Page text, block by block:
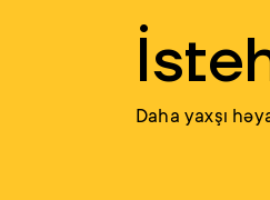
Daha yaxşı